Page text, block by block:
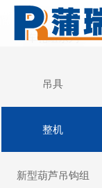
车轮组系列
吊具
整机
新型葫芦吊钩组